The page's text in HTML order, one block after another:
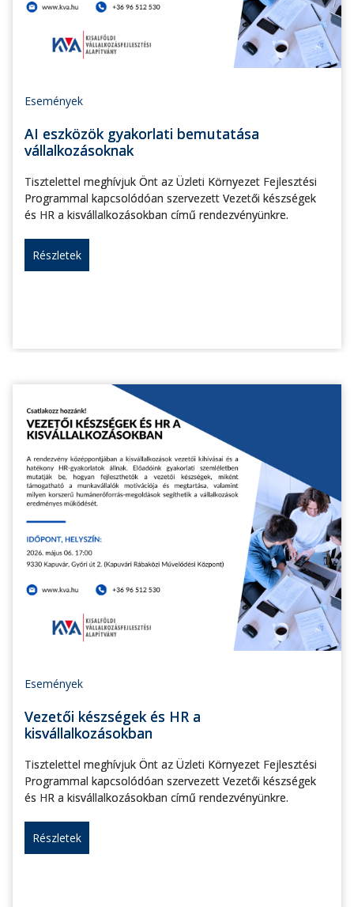
Események
AI eszközök gyakorlati bemutatása
vállalkozásoknak
Tisztelettel meghívjuk Önt az Üzleti Környezet Fejlesztési
Programmal kapcsolódóan szervezett Vezetői készségek
és HR a kisvállalkozásokban című rendezvényünkre.
Részletek
Események
Vezetői készségek és HR a
kisvállalkozásokban
Tisztelettel meghívjuk Önt az Üzleti Környezet Fejlesztési
Programmal kapcsolódóan szervezett Vezetői készségek
és HR a kisvállalkozásokban című rendezvényünkre.
Részletek